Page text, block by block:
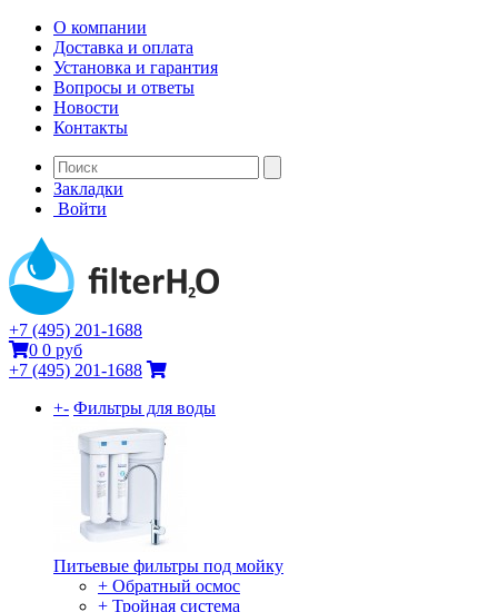
О компании
Доставка и оплата
Установка и гарантия
Вопросы и ответы
Новости
Контакты
Закладки
Войти
+7 (495) 201-1688
0 0 руб
+7 (495) 201-1688
+- Фильтры для воды
Питьевые фильтры под мойку
+ Обратный осмос
+ Тройная система